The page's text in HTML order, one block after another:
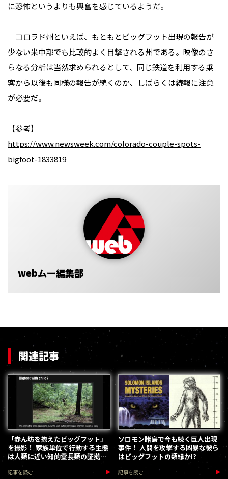
に恐怖というよりも興奮を感じているようだ。
コロラド州といえば、もともとビッグフット出現の報告が
少ない米中部でも比較的よく目撃される州である。映像のさ
らなる分析は当然求められるとして、同じ鉄道を利用する乗
客から以後も同様の報告が続くのか、しばらくは続報に注意
が必要だ。
【参考】
https://www.newsweek.com/colorado-couple-spots-
bigfoot-1833819
webムー編集部
関連記事
「赤ん坊を抱えたビッグフット」
を撮影！ 家族単位で行動する生態
は人類に近い知的霊長類の証拠
記事を読む
ソロモン諸島で今も続く巨人出現
事件！ 人間を攻撃する凶暴な彼ら
はビッグフットの類縁か!?
記事を読む